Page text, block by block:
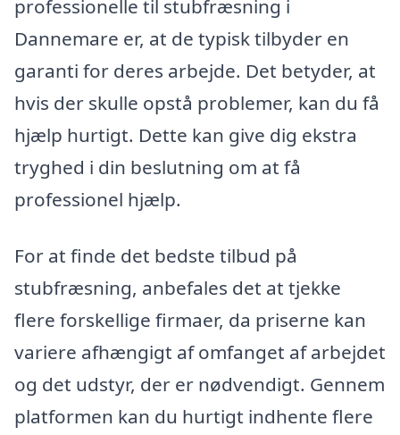
professionelle til stubfræsning i
Dannemare er, at de typisk tilbyder en
garanti for deres arbejde. Det betyder, at
hvis der skulle opstå problemer, kan du få
hjælp hurtigt. Dette kan give dig ekstra
tryghed i din beslutning om at få
professionel hjælp.
For at finde det bedste tilbud på
stubfræsning, anbefales det at tjekke
flere forskellige firmaer, da priserne kan
variere afhængigt af omfanget af arbejdet
og det udstyr, der er nødvendigt. Gennem
platformen kan du hurtigt indhente flere